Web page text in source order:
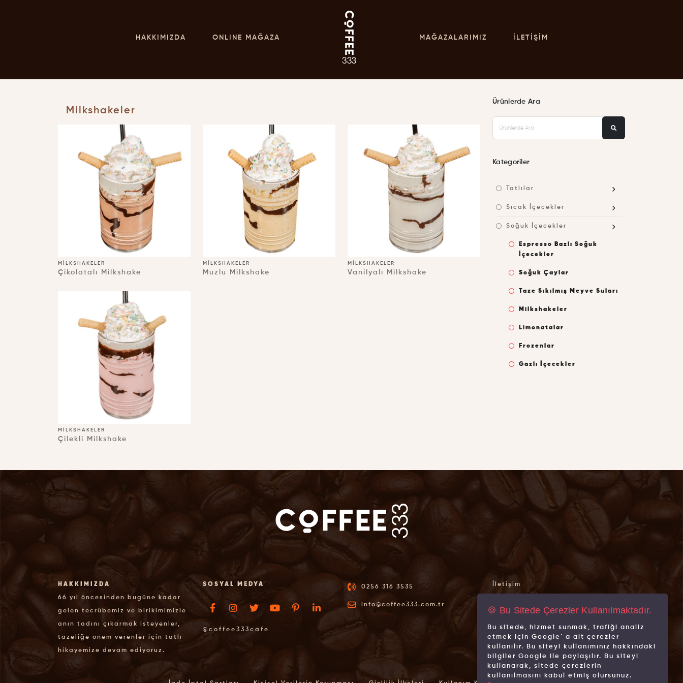
HAKKIMIZDA ONLINE MAĞAZA MAĞAZALARIMIZ İLETIŞIM
Milkshakeler
MILKSHAKELER
Çikolatalı Milkshake
MILKSHAKELER
Muzlu Milkshake
MILKSHAKELER
Vanilyalı Milkshake
MILKSHAKELER
Çilekli Milkshake
Ürünlerde Ara
Kategoriler
Tatlılar
Sıcak İçecekler
Soğuk İçecekler
Espresso Bazlı Soğuk
İçecekler
Soğuk Çaylar
Taze Sıkılmış Meyve Suları
Milkshakeler
Limonatalar
Frozenlar
Gazlı İçecekler
HAKKIMIZDA
66 yıl öncesinden bugüne kadar
gelen tecrübemiz ve birikimimizle
anın tadını çıkarmak isteyenler,
tazeliğe önem verenler için tatlı
hikayemize devam ediyoruz.
SOSYAL MEDYA
@coffee333cafe
0256 316 3535
info@coffee333.com.tr
İletişim
Mağazalarımız
Markalarımız
🍪 Bu Sitede Çerezler Kullanılmaktadır.
Bu sitede, hizmet sunmak, trafiği analiz
etmek için Google´ a ait çerezler
kullanılır. Bu siteyi kullanımınız hakkındaki
bilgiler Google ile paylaşılır. Bu siteyi
kullanarak, sitede çerezlerin
kullanılmasını kabul etmiş olursunuz.